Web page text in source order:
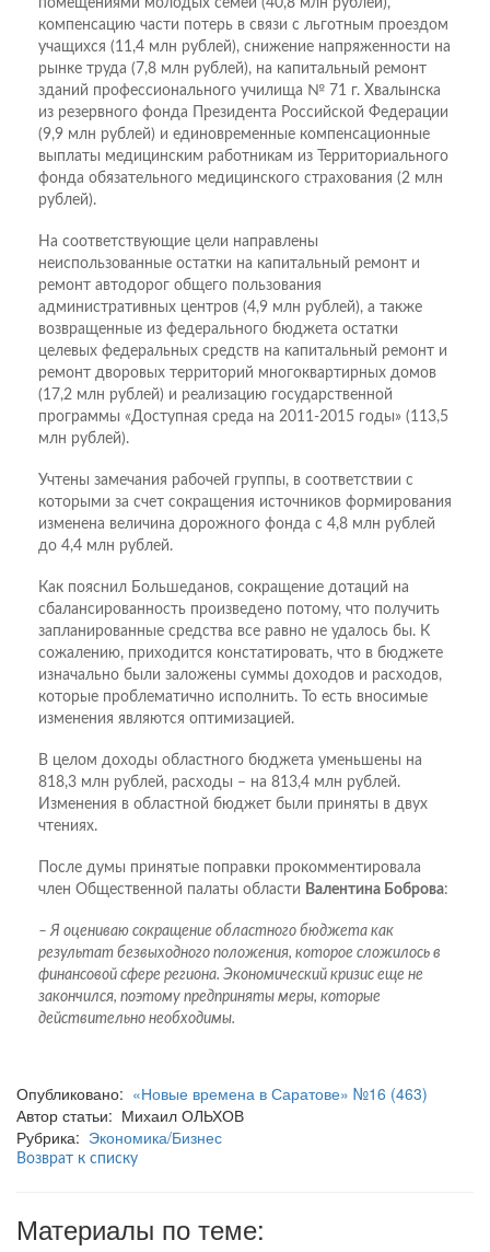
помещениями молодых семей (40,8 млн рублей),
компенсацию части потерь в связи с льготным проездом
учащихся (11,4 млн рублей), снижение напряженности на
рынке труда (7,8 млн рублей), на капитальный ремонт
зданий профессионального училища № 71 г. Хвалынска
из резервного фонда Президента Российской Федерации
(9,9 млн рублей) и единовременные компенсационные
выплаты медицинским работникам из Территориального
фонда обязательного медицинского страхования (2 млн
рублей).
На соответствующие цели направлены
неиспользованные остатки на капитальный ремонт и
ремонт автодорог общего пользования
административных центров (4,9 млн рублей), а также
возвращенные из федерального бюджета остатки
целевых федеральных средств на капитальный ремонт и
ремонт дворовых территорий многоквартирных домов
(17,2 млн рублей) и реализацию государственной
программы «Доступная среда на 2011-2015 годы» (113,5
млн рублей).
Учтены замечания рабочей группы, в соответствии с
которыми за счет сокращения источников формирования
изменена величина дорожного фонда с 4,8 млн рублей
до 4,4 млн рублей.
Как пояснил Большеданов, сокращение дотаций на
сбалансированность произведено потому, что получить
запланированные средства все равно не удалось бы. К
сожалению, приходится констатировать, что в бюджете
изначально были заложены суммы доходов и расходов,
которые проблематично исполнить. То есть вносимые
изменения являются оптимизацией.
В целом доходы областного бюджета уменьшены на
818,3 млн рублей, расходы – на 813,4 млн рублей.
Изменения в областной бюджет были приняты в двух
чтениях.
После думы принятые поправки прокомментировала
член Общественной палаты области Валентина Боброва:
– Я оцениваю сокращение областного бюджета как
результат безвыходного положения, которое сложилось в
финансовой сфере региона. Экономический кризис еще не
закончился, поэтому предприняты меры, которые
действительно необходимы.
Опубликовано: «Новые времена в Саратове» №16 (463)
Автор статьи: Михаил ОЛЬХОВ
Рубрика: Экономика/Бизнес
Возврат к списку
Материалы по теме: